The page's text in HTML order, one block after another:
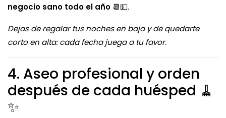
negocio sano todo el año 📆💵.
Dejas de regalar tus noches en baja y de quedarte
corto en alta: cada fecha juega a tu favor.
4. Aseo profesional y orden
después de cada huésped 🧹
✨